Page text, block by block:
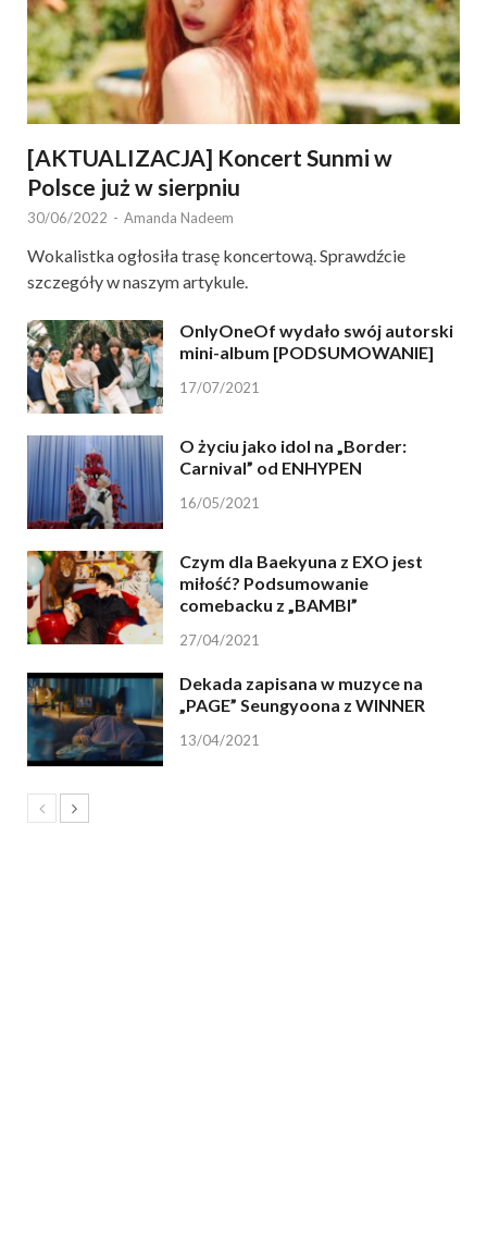
[AKTUALIZACJA] Koncert Sunmi w
Polsce już w sierpniu
30/06/2022 - Amanda Nadeem
Wokalistka ogłosiła trasę koncertową. Sprawdźcie
szczegóły w naszym artykule.
OnlyOneOf wydało swój autorski
mini-album [PODSUMOWANIE]
17/07/2021
O życiu jako idol na „Border:
Carnival” od ENHYPEN
16/05/2021
Czym dla Baekyuna z EXO jest
miłość? Podsumowanie
comebacku z „BAMBI”
27/04/2021
Dekada zapisana w muzyce na
„PAGE” Seungyoona z WINNER
13/04/2021